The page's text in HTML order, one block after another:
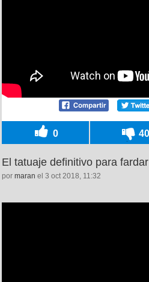
0 40
El tatuaje definitivo para
por maran el 3 oct 2018, 11:32